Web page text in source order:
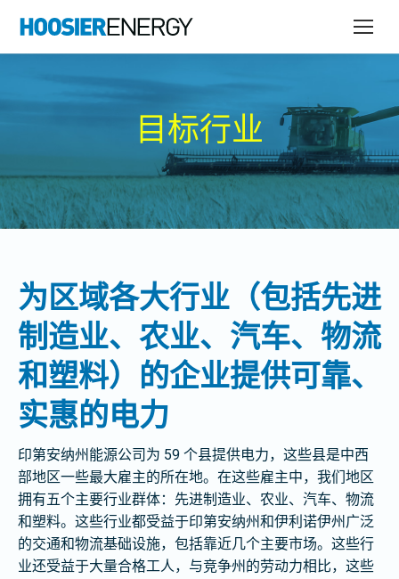
目标行业
为区域各大行业（包括先进
制造业、农业、汽车、物流
和塑料）的企业提供可靠、
实惠的电力
印第安纳州能源公司为 59 个县提供电力，这些县是中西
部地区一些最大雇主的所在地。在这些雇主中，我们地区
拥有五个主要行业群体：先进制造业、农业、汽车、物流
和塑料。这些行业都受益于印第安纳州和伊利诺伊州广泛
的交通和物流基础设施，包括靠近几个主要市场。这些行
业还受益于大量合格工人，与竞争州的劳动力相比，这些